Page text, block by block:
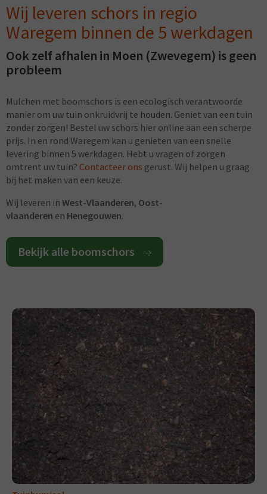
Wij leveren schors in regio
Waregem binnen de 5 werkdagen
Ook zelf afhalen in Moen (Zwevegem) is geen
probleem
Mulchen met boomschors is een ecologisch verantwoorde
manier om uw tuin onkruidvrij te houden. Geniet van een tuin
zonder zorgen! Bestel uw schors hier online aan een scherpe
prijs. In en rond Waregem kan u genieten van een snelle
levering binnen 5 werkdagen. Hebt u vragen of zorgen
omtrent uw tuin? Contacteer ons gerust. Wij helpen u graag
bij het maken van een keuze.
Wij leveren in West-Vlaanderen, Oost-
vlaanderen en Henegouwen.
Bekijk alle boomschors